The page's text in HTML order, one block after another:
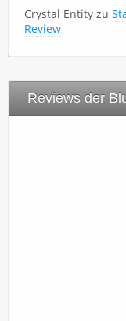
Crystal Entity zu
Review
Reviews der